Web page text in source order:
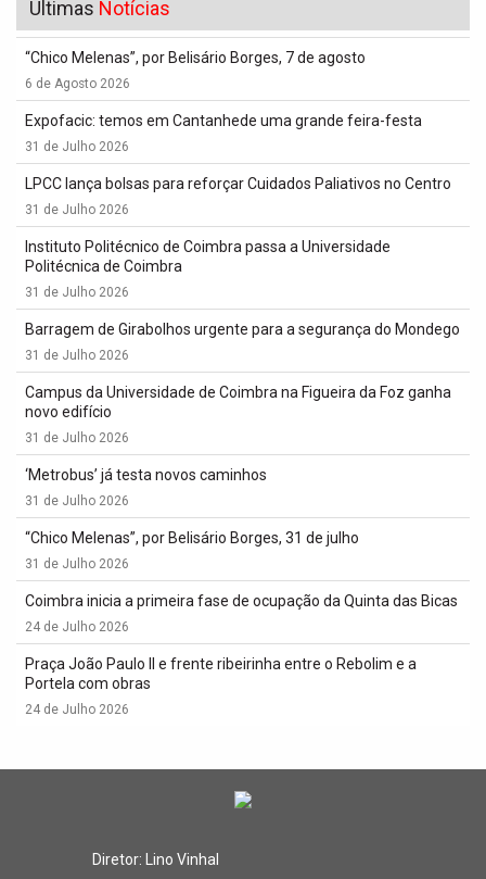
Últimas Notícias
“Chico Melenas”, por Belisário Borges, 7 de agosto
6 de Agosto 2026
Expofacic: temos em Cantanhede uma grande feira-festa
31 de Julho 2026
LPCC lança bolsas para reforçar Cuidados Paliativos no Centro
31 de Julho 2026
Instituto Politécnico de Coimbra passa a Universidade
Politécnica de Coimbra
31 de Julho 2026
Barragem de Girabolhos urgente para a segurança do Mondego
31 de Julho 2026
Campus da Universidade de Coimbra na Figueira da Foz ganha
novo edifício
31 de Julho 2026
‘Metrobus’ já testa novos caminhos
31 de Julho 2026
“Chico Melenas”, por Belisário Borges, 31 de julho
31 de Julho 2026
Coimbra inicia a primeira fase de ocupação da Quinta das Bicas
24 de Julho 2026
Praça João Paulo II e frente ribeirinha entre o Rebolim e a
Portela com obras
24 de Julho 2026
Diretor: Lino Vinhal